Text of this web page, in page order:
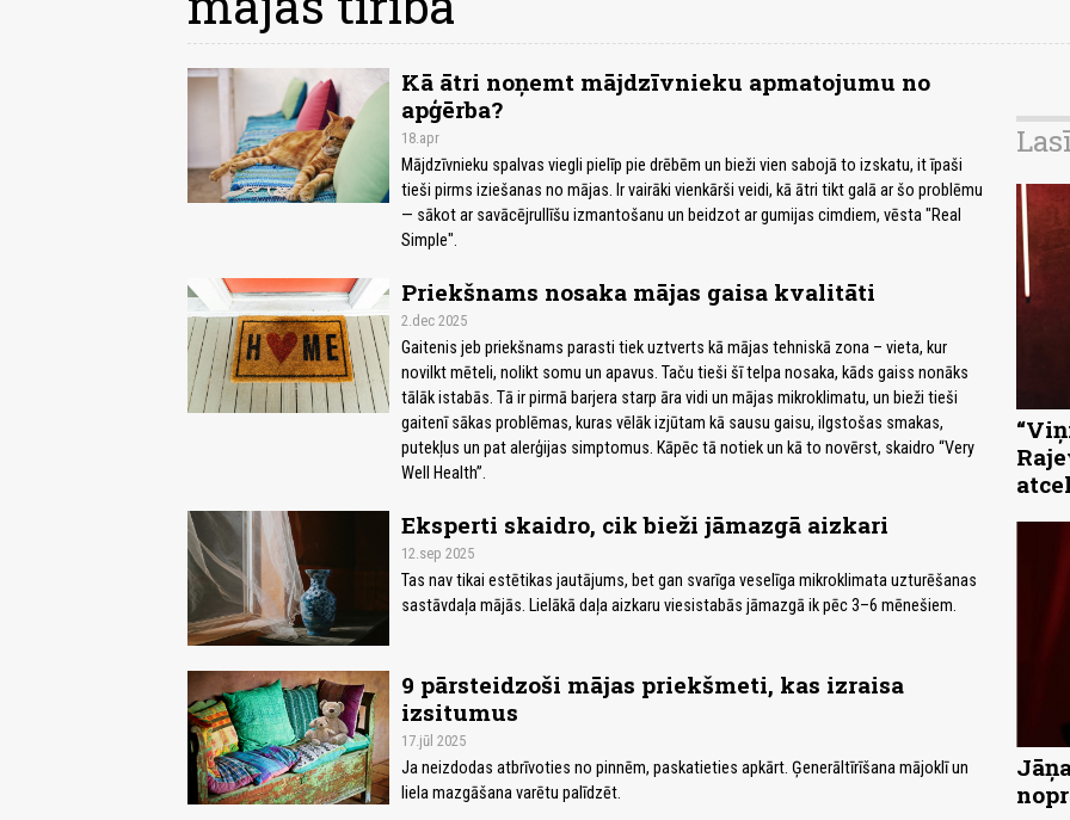
Kā ātri noņemt mājdzīvnieku apmatojumu no
apģērba?
18.apr
Mājdzīvnieku spalvas viegli pielīp pie drēbēm un bieži vien sabojā to izskatu, it īpaši
tieši pirms iziešanas no mājas. Ir vairāki vienkārši veidi, kā ātri tikt galā ar šo problēmu
— sākot ar savācējrullīšu izmantošanu un beidzot ar gumijas cimdiem, vēsta "Real
Simple".
Priekšnams nosaka mājas gaisa kvalitāti
2.dec 2025
Gaitenis jeb priekšnams parasti tiek uztverts kā mājas tehniskā zona – vieta, kur
novilkt mēteli, nolikt somu un apavus. Taču tieši šī telpa nosaka, kāds gaiss nonāks
tālāk istabās. Tā ir pirmā barjera starp āra vidi un mājas mikroklimatu, un bieži tieši
gaitenī sākas problēmas, kuras vēlāk izjūtam kā sausu gaisu, ilgstošas smakas,
putekļus un pat alerģijas simptomus. Kāpēc tā notiek un kā to novērst, skaidro “Very
Well Health”.
Eksperti skaidro, cik bieži jāmazgā aizkari
12.sep 2025
Tas nav tikai estētikas jautājums, bet gan svarīga veselīga mikroklimata uzturēšanas
sastāvdaļa mājās. Lielākā daļa aizkaru viesistabās jāmazgā ik pēc 3–6 mēnešiem.
9 pārsteidzoši mājas priekšmeti, kas izraisa
izsitumus
17.jūl 2025
Ja neizdodas atbrīvoties no pinnēm, paskatieties apkārt. Ģenerāltīrīšana mājoklī un
liela mazgāšana varētu palīdzēt.